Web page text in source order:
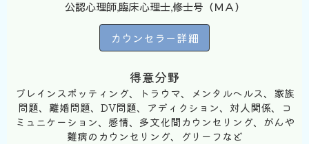
公認心理師,臨床心理士,修士号（ＭＡ）
カウンセラー詳細
得意分野
ブレインスポッティング、トラウマ、メンタルヘルス、家族
問題、離婚問題、DV問題、アディクション、対人関係、コ
ミュニケーション、感情、多文化間カウンセリング、がんや
難病のカウンセリング、グリーフなど